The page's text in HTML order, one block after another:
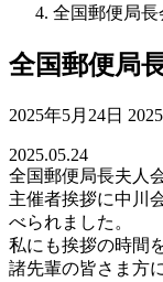
全国郵便局長
全国郵便局
2025年5月24日 最
新
日
:
2025.05.24
全国郵便局長夫人
主催者挨拶に中川
べられました。
私にも挨拶の時間
諸先輩の皆さま方